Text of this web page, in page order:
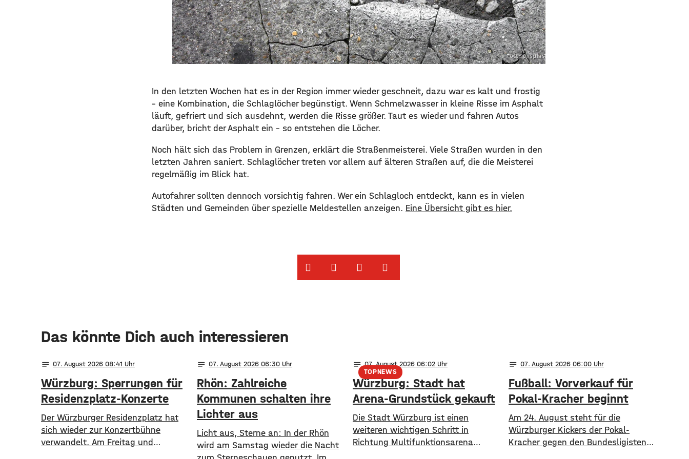
Foto: unsplash.com
In den letzten Wochen hat es in der Region immer wieder geschneit, dazu war es kalt und frostig
– eine Kombination, die Schlaglöcher begünstigt. Wenn Schmelzwasser in kleine Risse im Asphalt
läuft, gefriert und sich ausdehnt, werden die Risse größer. Taut es wieder und fahren Autos
darüber, bricht der Asphalt ein – so entstehen die Löcher.
Noch hält sich das Problem in Grenzen, erklärt die Straßenmeisterei. Viele Straßen wurden in den
letzten Jahren saniert. Schlaglöcher treten vor allem auf älteren Straßen auf, die die Meisterei
regelmäßig im Blick hat.
Autofahrer sollten dennoch vorsichtig fahren. Wer ein Schlagloch entdeckt, kann es in vielen
Städten und Gemeinden über spezielle Meldestellen anzeigen. Eine Übersicht gibt es hier.
Das könnte Dich auch interessieren
notes 07. August 2026 08:41
Würzburg: Sperrungen für
Residenzplatz-Konzerte
Der Würzburger Residenzplatz hat
sich wieder zur Konzertbühne
verwandelt. Am Freitag und
notes 07. August 2026 06:30
Rhön: Zahlreiche
Kommunen schalten ihre
Lichter aus
Licht aus, Sterne an: In der Rhön
wird am Samstag wieder die Nacht
TOPNEWS
notes 07. August 2026 06:02
Würzburg: Stadt hat
Arena-Grundstück gekauft
Die Stadt Würzburg ist einen
weiteren wichtigen Schritt in
Richtung Multifunktionsarena
notes 07. August 2026 06:00
Fußball: Vorverkauf für
Pokal-Kracher beginnt
Am 24. August steht für die
Würzburger Kickers der Pokal-
Kracher gegen den Bundesligisten 1.